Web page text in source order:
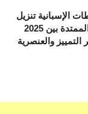
الإسبانية تنزيل
خطتها الوطنية لمكافحة جرائم الكراهية للفترة الممتدة بين 2025
التمييز والعنصرية